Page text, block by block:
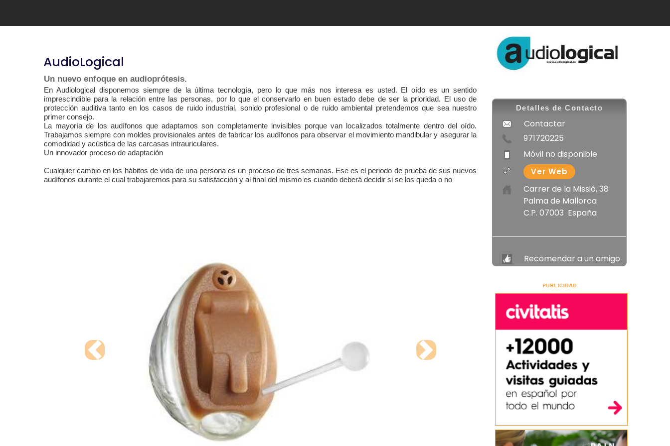
AudioLogical
Un nuevo enfoque en audioprótesis.
En Audiological disponemos siempre de la última tecnología, pero lo que más nos interesa es usted. El oído es un sentido
imprescindible para la relación entre las personas, por lo que el conservarlo en buen estado debe de ser la prioridad. El uso de
protección auditiva tanto en los casos de ruido industrial, sonido profesional o de ruido ambiental pretendemos que sea nuestro
primer consejo.
La mayoría de los audífonos que adaptamos son completamente invisibles porque van localizados totalmente dentro del oído.
Trabajamos siempre con moldes provisionales antes de fabricar los audífonos para observar el movimiento mandibular y asegurar la
comodidad y acústica de las carcasas intrauriculares.
Un innovador proceso de adaptación
Cualquier cambio en los hábitos de vida de una persona es un proceso de tres semanas. Ese es el periodo de prueba de sus nuevos
audífonos durante el cual trabajaremos para su satisfacción y al final del mismo es cuando deberá decidir si se los queda o no
Detalles de Contacto
Contactar
971720225
Móvil no disponible
Ver Web
Carrer de la Missió, 38
Palma de Mallorca
C.P. 07003 España
Recomendar a un amigo